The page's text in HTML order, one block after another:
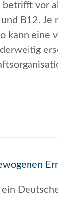
vor
B12. Je
kann eine